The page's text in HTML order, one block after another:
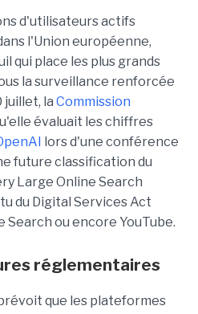
d'utilisateurs actifs
l'Union européenne,
qui place les plus grands
la surveillance renforcée
juillet, la Commission
évaluait les chiffres
lors d'une conférence
future classification du
Large Online Search
du Digital Services Act
Search ou encore YouTube.
réglementaires
que les plateformes